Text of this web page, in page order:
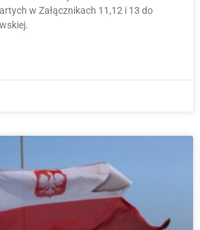
w Załącznikach 11,12 i 13 do